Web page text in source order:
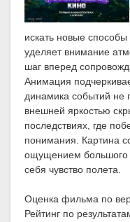
искать новые
уделяет внимание
шаг вперед
Анимация
динамика событий не
внешней яркостью
последствиях, где
понимания. Картина
ощущением большого
себя чувство полета.
Оценка фильма по
Рейтинг по